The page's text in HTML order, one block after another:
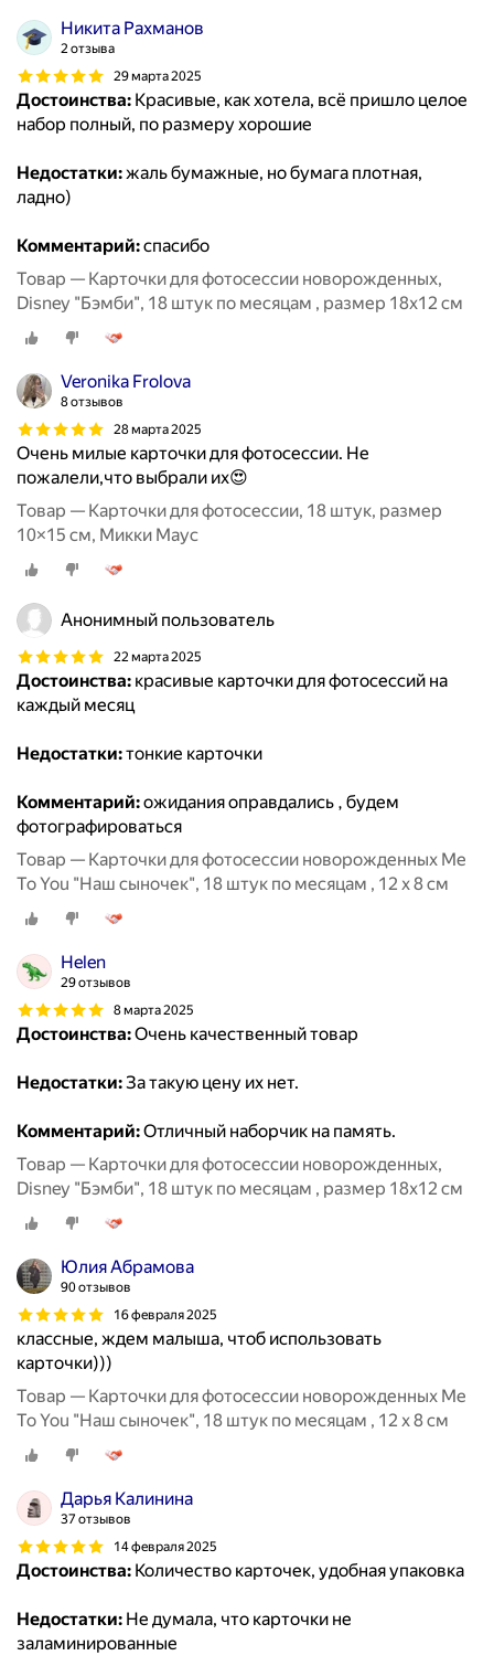
Никита Рахманов
2 отзыва
29 марта 2025
Достоинства: Красивые, как хотела, всё пришло целое
набор полный, по размеру хорошие
Недостатки:жаль бумажные, но бумага плотная,
ладно)
Комментарий:спасибо
Товар — Карточки для фотосессии новорожденных,
Disney "Бэмби", 18 штук по месяцам , размер 18х12 см
Veronika Frolova
8 отзывов
28 марта 2025
Очень милые карточки для фотосессии. Не
пожалели,что выбрали их😍
Товар — Карточки для фотосессии, 18 штук, размер
10×15 см, Микки Маус
Анонимный пользователь
22 марта 2025
Достоинства: красивые карточки для фотосессий на
каждый месяц
Недостатки:тонкие карточки
Комментарий:ожидания оправдались , будем
фотографироваться
Товар — Карточки для фотосессии новорожденных Me
To You "Наш сыночек", 18 штук по месяцам , 12 х 8 см
Helen
29 отзывов
8 марта 2025
Достоинства:Очень качественный товар
Недостатки:За такую цену их нет.
Комментарий:Отличный наборчик на память.
Товар — Карточки для фотосессии новорожденных,
Disney "Бэмби", 18 штук по месяцам , размер 18х12 см
Юлия Абрамова
90 отзывов
16 февраля 2025
классные, ждем малыша, чтоб использовать
карточки)))
Товар — Карточки для фотосессии новорожденных Me
To You "Наш сыночек", 18 штук по месяцам , 12 х 8 см
Дарья Калинина
37 отзывов
14 февраля 2025
Достоинства: Количество карточек, удобная упаковка
Недостатки: Не думала, что карточки не
заламинированные